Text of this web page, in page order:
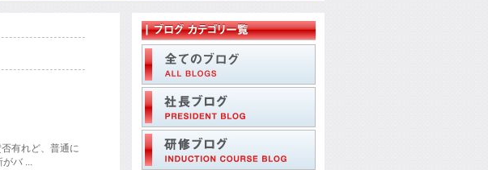
有れど、普通に
バ ...